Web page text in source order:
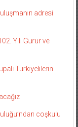
adresi
Yılı Gurur ve
Türkiyelilerin
coşkulu